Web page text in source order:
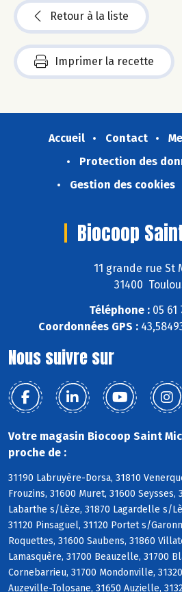
Retour à la liste
Imprimer la recette
Accueil Contact
Protection des
Gestion des cookies
Biocoop
11 grande rue St
31400
Téléphone : 05 61
Coordonnées GPS :
Nous suivre sur
Votre magasin Biocoop Saint
proche de :
31190 Labruyère-Dorsa, 31810
Frouzins, 31600 Muret, 31600 Seysses,
Labarthe s/Lèze, 31870 Lagardelle s/
31120 Pinsaguel, 31120 Portet s/
Roquettes, 31600 Saubens, 31860
Lamasquère, 31700 Beauzelle, 31700
Cornebarrieu, 31700 Mondonville,
Auzeville-Tolosane, 31650 Auzielle,